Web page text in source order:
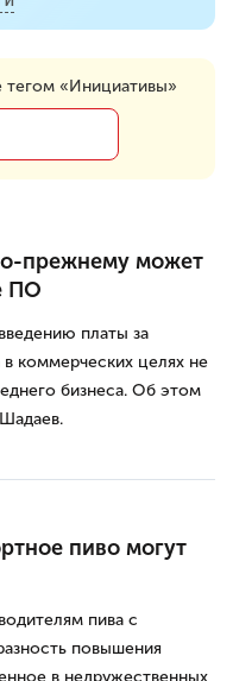
тегом «Инициативы»
прежнему может
ПО
платы за
коммерческих целях не
бизнеса. Об этом
пиво могут
пива с
повышения
в недружественных